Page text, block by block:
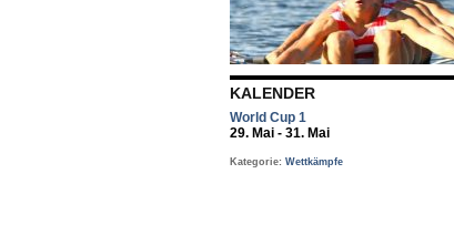
KALENDER
World Cup 1
29. Mai - 31. Mai
Kategorie: Wettkämpfe